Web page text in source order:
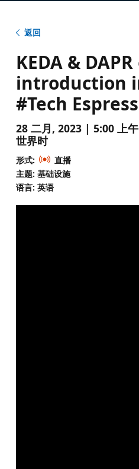
返回
KEDA &
introduction
#Tech
28 二月, 2023 | 5:00 上
世界时
形式:
直播
主题: 基础设施
语言: 英语